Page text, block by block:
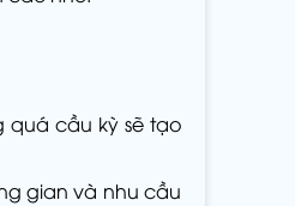
quá cầu kỳ sẽ tạo
gian và nhu cầu